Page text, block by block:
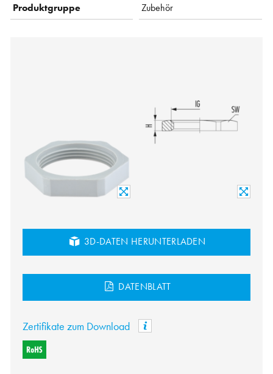
Produktgruppe
Zubehör
3D-DATEN HERUNTERLADEN
DATENBLATT
Zertifikate zum Download